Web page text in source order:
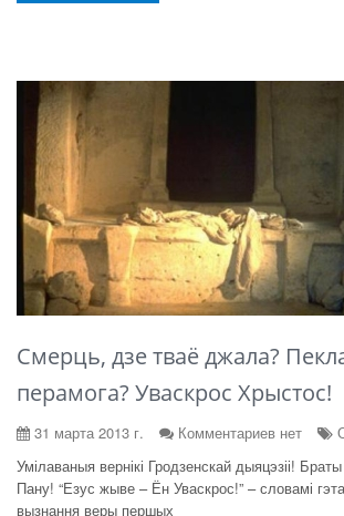
Смерць, дзе тваё джала?
перамога? Уваскрос Хрыстос!
31 марта 2013 г. Комментариев нет
Умілаваныя вернікі Гродзенскай дыяцэзіі!
Пану! “Езус жыве – Ён Уваскрос!” – словамі
вызнання веры першых